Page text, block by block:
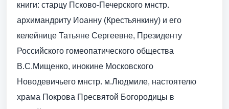
книги: старцу Псково-Печерского мнстр.
архимандриту Иоанну (Крестьянкину) и его
келейнице Татьяне Сергеевне, Президенту
Российского гомеопатического общества
В.С.Мищенко, инокине Московского
Новодевичьего мнстр. м.Людмиле, настоятелю
храма Покрова Пресвятой Богородицы в